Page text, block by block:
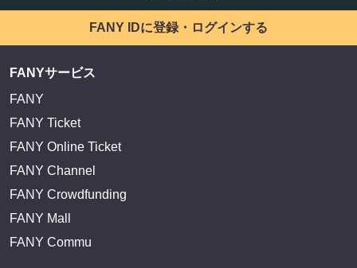
FANY IDに登録・ログインする
FANYサービス
FANY
FANY Ticket
FANY Online Ticket
FANY Channel
FANY Crowdfunding
FANY Mall
FANY Commu